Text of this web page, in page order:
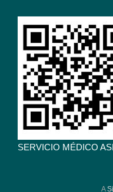
SERVICIO MÉDICO
A